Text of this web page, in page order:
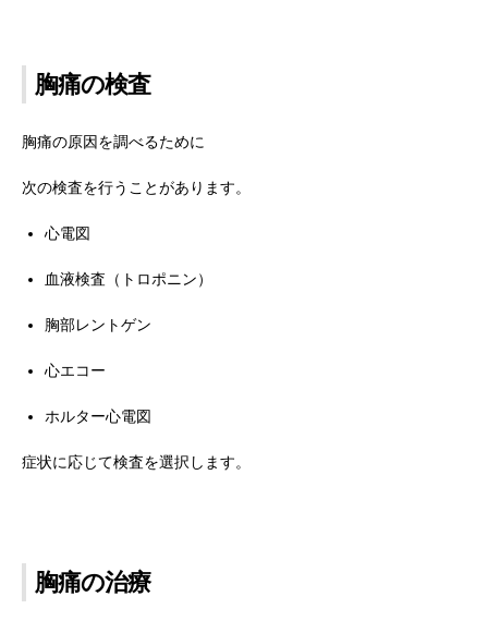
胸痛の検査
胸痛の原因を調べるために
次の検査を行うことがあります。
心電図
血液検査（トロポニン）
胸部レントゲン
心エコー
ホルター心電図
症状に応じて検査を選択します。
胸痛の治療